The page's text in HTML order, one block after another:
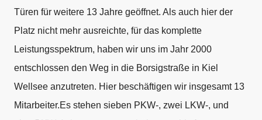
Türen für weitere 13 Jahre geöffnet. Als auch hier der
Platz nicht mehr ausreichte, für das komplette
Leistungsspektrum, haben wir uns im Jahr 2000
entschlossen den Weg in die Borsigstraße in Kiel
Wellsee anzutreten. Hier beschäftigen wir insgesamt 13
Mitarbeiter.Es stehen sieben PKW-, zwei LKW-, und